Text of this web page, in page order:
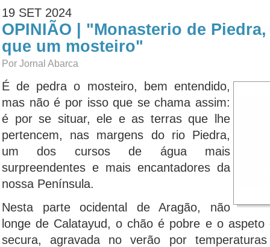
19 SET 2024
OPINIÃO | "Monasterio de
que um mosteiro"
Por Jornal Abarca
É de pedra o mosteiro, bem entendido,
mas não é por isso que se chama assim:
é por se situar, ele e as terras que lhe
pertencem, nas margens do rio Piedra,
um dos cursos de água mais
surpreendentes e mais encantadores da
nossa Península.
Nesta parte ocidental de Aragão, não
longe de Calatayud, o chão é pobre e o
secura, agravada no verão por